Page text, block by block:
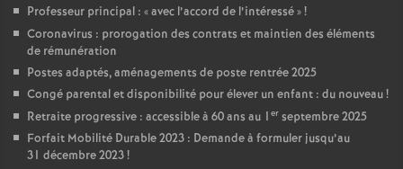
Professeur principal : «avec l’accord de l’intéressé»!
Coronavirus : prorogation des contrats et maintien des éléments
de rémunération
Postes adaptés, aménagements de poste rentrée 2025
Congé parental et disponibilité pour élever un enfant : du nouveau!
Retraite progressive : accessible à 60 ans au 1 er septembre 2025
Forfait Mobilité Durable 2023 : Demande à formuler jusqu’au
31 décembre 2023!